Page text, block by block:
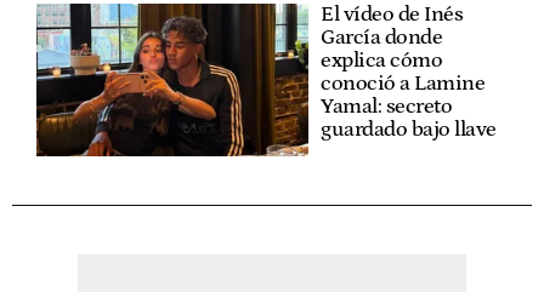
El vídeo de Inés
García donde
explica cómo
conoció a Lamine
Yamal: secreto
guardado bajo llave